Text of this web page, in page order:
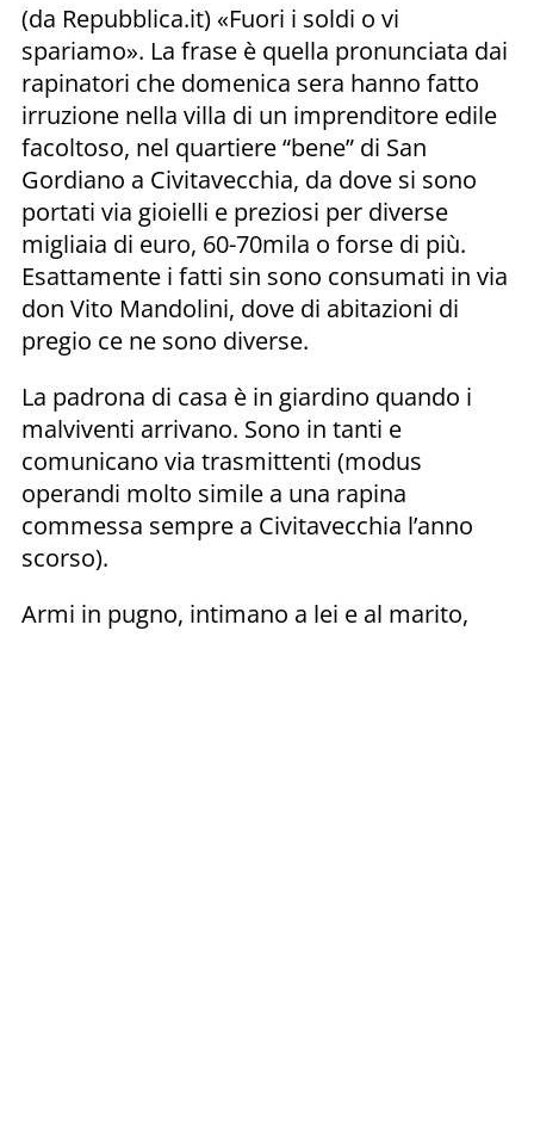
(da Repubblica.it) «Fuori i soldi o vi
spariamo». La frase è quella pronunciata dai
rapinatori che domenica sera hanno fatto
irruzione nella villa di un imprenditore edile
facoltoso, nel quartiere “bene” di San
Gordiano a Civitavecchia, da dove si sono
portati via gioielli e preziosi per diverse
migliaia di euro, 60-70mila o forse di più.
Esattamente i fatti sin sono consumati in via
don Vito Mandolini, dove di abitazioni di
pregio ce ne sono diverse.
La padrona di casa è in giardino quando i
malviventi arrivano. Sono in tanti e
comunicano via trasmittenti (modus
operandi molto simile a una rapina
commessa sempre a Civitavecchia l’anno
scorso).
Armi in pugno, intimano a lei e al marito,